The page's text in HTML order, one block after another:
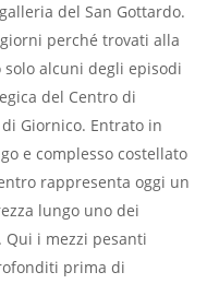
del San Gottardo.
perché trovati alla
alcuni degli episodi
del Centro di
Giornico. Entrato in
e complesso costellato
rappresenta oggi un
lungo uno dei
Qui i mezzi pesanti
prima di